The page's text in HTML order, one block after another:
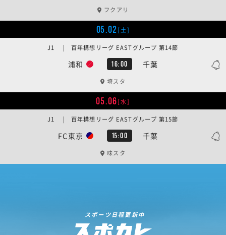
フクアリ
05.02[土]
浦和 16:00 千葉
J1 | 百年構想リーグ EASTグループ 第14節
埼スタ
05.06[水]
FC東京 15:00 千葉
J1 | 百年構想リーグ EASTグループ 第15節
味スタ
スポーツ日程更新中